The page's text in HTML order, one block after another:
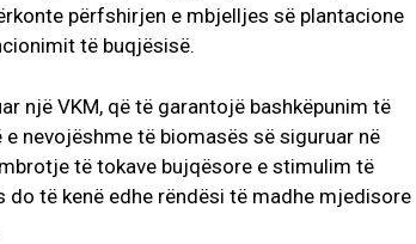
përfshirjen e mbjelljes së plantacione
të buqjësisë.
një VKM, që të garantojë bashkëpunim të
nevojëshme të biomasës së siguruar në
të tokave bujqësore e stimulim të
të kenë edhe rëndësi të madhe mjedisore